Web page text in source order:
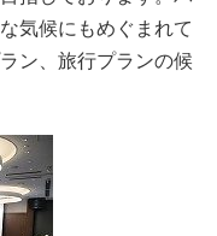
気候にもめぐまれて
ン、旅行プランの候